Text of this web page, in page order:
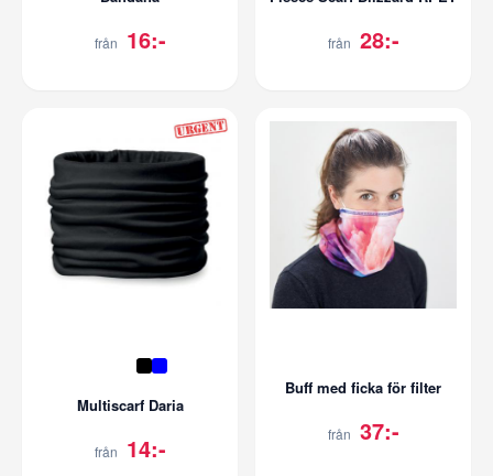
från 16:- från 28:-
Multiscarf Daria
från 14:-
Buff med ficka för filter
från 37:-